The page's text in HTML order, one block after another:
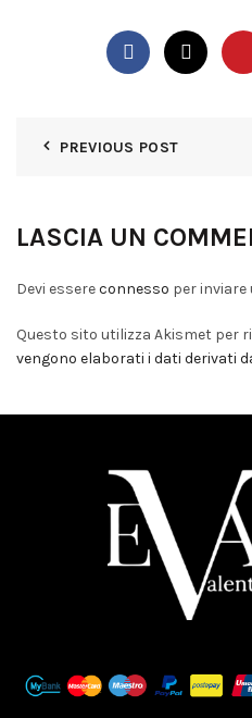
PREVIOUS POST
LASCIA UN
Devi essereconnesso per inviare
Questo sito utilizza Akismet per
vengono elaborati i dati derivati